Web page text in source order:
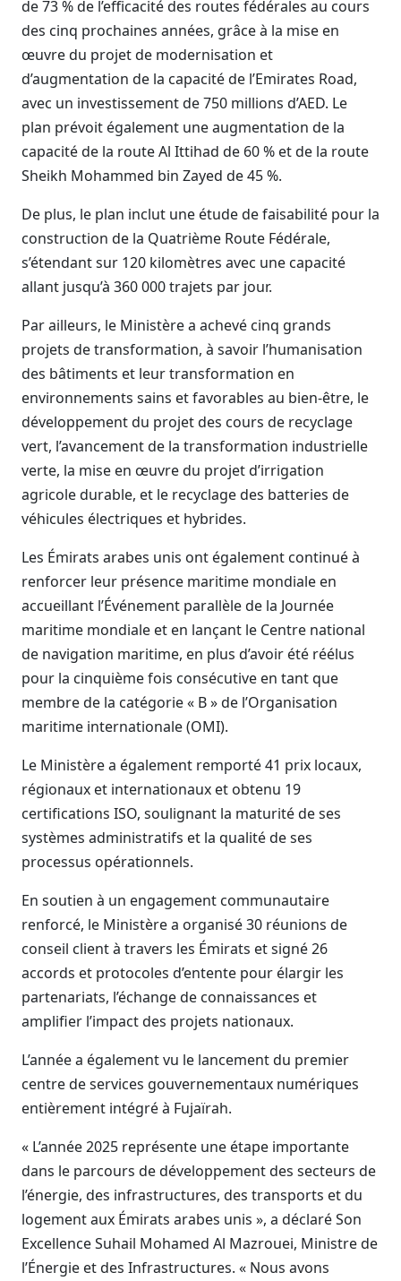
de 73 % de l’efficacité des routes fédérales au cours
des cinq prochaines années, grâce à la mise en
œuvre du projet de modernisation et
d’augmentation de la capacité de l’Emirates Road,
avec un investissement de 750 millions d’AED. Le
plan prévoit également une augmentation de la
capacité de la route Al Ittihad de 60 % et de la route
Sheikh Mohammed bin Zayed de 45 %.
De plus, le plan inclut une étude de faisabilité pour la
construction de la Quatrième Route Fédérale,
s’étendant sur 120 kilomètres avec une capacité
allant jusqu’à 360 000 trajets par jour.
Par ailleurs, le Ministère a achevé cinq grands
projets de transformation, à savoir l’humanisation
des bâtiments et leur transformation en
environnements sains et favorables au bien-être, le
développement du projet des cours de recyclage
vert, l’avancement de la transformation industrielle
verte, la mise en œuvre du projet d’irrigation
agricole durable, et le recyclage des batteries de
véhicules électriques et hybrides.
Les Émirats arabes unis ont également continué à
renforcer leur présence maritime mondiale en
accueillant l’Événement parallèle de la Journée
maritime mondiale et en lançant le Centre national
de navigation maritime, en plus d’avoir été réélus
pour la cinquième fois consécutive en tant que
membre de la catégorie « B » de l’Organisation
maritime internationale (OMI).
Le Ministère a également remporté 41 prix locaux,
régionaux et internationaux et obtenu 19
certifications ISO, soulignant la maturité de ses
systèmes administratifs et la qualité de ses
processus opérationnels.
En soutien à un engagement communautaire
renforcé, le Ministère a organisé 30 réunions de
conseil client à travers les Émirats et signé 26
accords et protocoles d’entente pour élargir les
partenariats, l’échange de connaissances et
amplifier l’impact des projets nationaux.
L’année a également vu le lancement du premier
centre de services gouvernementaux numériques
entièrement intégré à Fujaïrah.
« L’année 2025 représente une étape importante
dans le parcours de développement des secteurs de
l’énergie, des infrastructures, des transports et du
logement aux Émirats arabes unis », a déclaré Son
Excellence Suhail Mohamed Al Mazrouei, Ministre de
l’Énergie et des Infrastructures. « Nous avons